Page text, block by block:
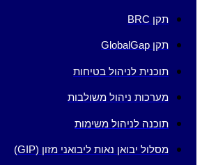
תקן BRC
תקן GlobalGap
תוכנית לניהול בטיחות
מערכות ניהול משולבות
תוכנה לניהול משימות
מסלול יבואן נאות ליבואני מזון (GIP)